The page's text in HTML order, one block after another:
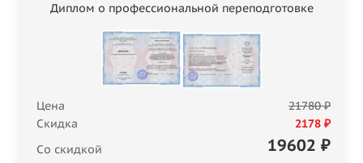
Диплом о профессиональной переподготовке
Цена
21780 ₽
Скидка
2178 ₽
Со скидкой
19602 ₽